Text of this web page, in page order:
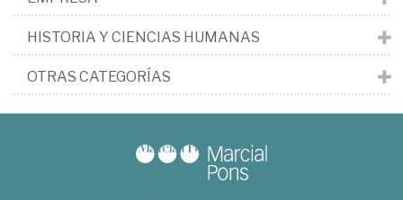
HISTORIA Y CIENCIAS HUMANAS
OTRAS CATEGORÍAS